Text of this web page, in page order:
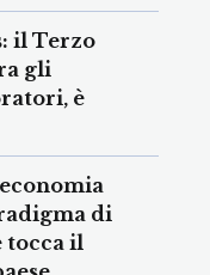
il Terzo
gli
è
di
tocca il